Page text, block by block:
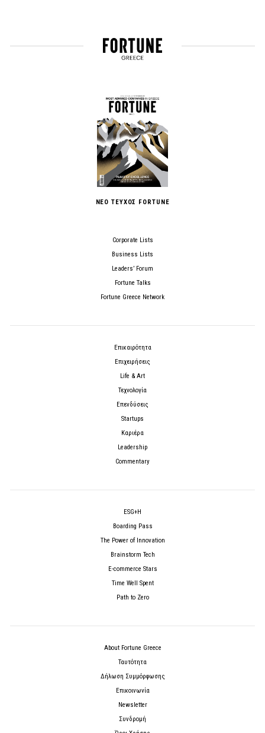
ΝΕΟ ΤΕΥΧΟΣ FORTUNE
Corporate Lists
Business Lists
Leaders’ Forum
Fortune Talks
Fortune Greece Network
Επικαιρότητα
Επιχειρήσεις
Life & Art
Τεχνολογία
Επενδύσεις
Startups
Καριέρα
Leadership
Commentary
ESG+H
Boarding Pass
The Power of Innovation
Brainstorm Tech
E-commerce Stars
Time Well Spent
Path to Zero
About Fortune Greece
Ταυτότητα
Δήλωση Συμμόρφωσης
Επικοινωνία
Newsletter
Συνδρομή